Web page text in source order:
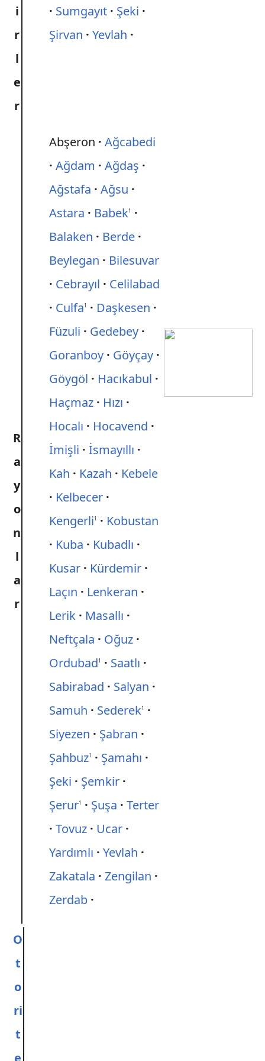
i
r
l
e
r
Sumgayıt
Şeki
Şirvan
Yevlah
R
a
y
o
n
l
a
r
Abşeron
Ağcabedi
Ağdam
Ağdaş
Ağstafa
Ağsu
Astara
Babek1
Balaken
Berde
Beylegan
Bilesuvar
Cebrayıl
Celilabad
Culfa1
Daşkesen
Füzuli
Gedebey
Goranboy
Göyçay
Göygöl
Hacıkabul
Haçmaz
Hızı
Hocalı
Hocavend
İmişli
İsmayıllı
Kah
Kazah
Kebele
Kelbecer
Kengerli1
Kobustan
Kuba
Kubadlı
Kusar
Kürdemir
Laçın
Lenkeran
Lerik
Masallı
Neftçala
Oğuz
Ordubad1
Saatlı
Sabirabad
Salyan
Samuh
Sederek1
Siyezen
Şabran
Şahbuz1
Şamahı
Şeki
Şemkir
Şerur1 Şuşa
Terter
Tovuz
Ucar
Yardımlı
Yevlah
Zakatala
Zengilan
Zerdab
O
t
o
ri
t
e